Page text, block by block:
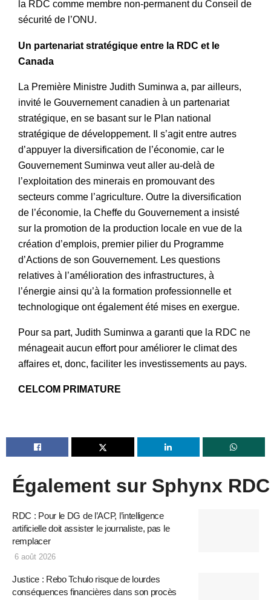
la RDC comme membre non-permanent du Conseil de
sécurité de l’ONU.
Un partenariat stratégique entre la RDC et le
Canada
La Première Ministre Judith Suminwa a, par ailleurs,
invité le Gouvernement canadien à un partenariat
stratégique, en se basant sur le Plan national
stratégique de développement. Il s’agit entre autres
d’appuyer la diversification de l’économie, car le
Gouvernement Suminwa veut aller au-delà de
l’exploitation des minerais en promouvant des
secteurs comme l’agriculture. Outre la diversification
de l’économie, la Cheffe du Gouvernement a insisté
sur la promotion de la production locale en vue de la
création d’emplois, premier pilier du Programme
d’Actions de son Gouvernement. Les questions
relatives à l’amélioration des infrastructures, à
l’énergie ainsi qu’à la formation professionnelle et
technologique ont également été mises en exergue.
Pour sa part, Judith Suminwa a garanti que la RDC ne
ménageait aucun effort pour améliorer le climat des
affaires et, donc, faciliter les investissements au pays.
CELCOM PRIMATURE
Également sur Sphynx RDC
RDC : Pour le DG de l’ACP, l’intelligence
artificielle doit assister le journaliste, pas le
remplacer
6 août 2026
Justice : Rebo Tchulo risque de lourdes
conséquences financières dans son procès